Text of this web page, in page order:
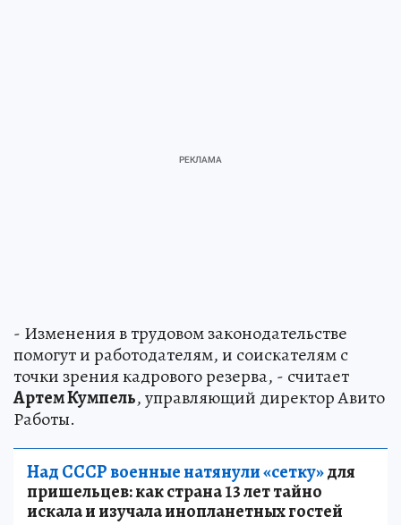
- Изменения в трудовом законодательстве
помогут и работодателям, и соискателям с
точки зрения кадрового резерва, - считает
Артем Кумпель, управляющий директор Авито
Работы.
Над СССР военные натянули «сетку»для
пришельцев: как страна 13 лет тайно
искала и изучала инопланетных гостей